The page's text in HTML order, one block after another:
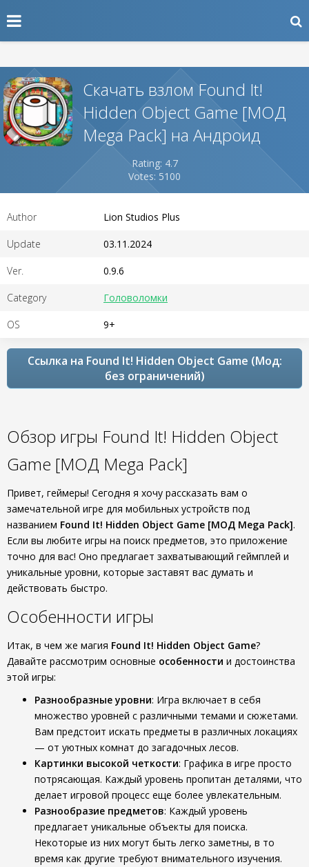
Скачать взлом Found It!
Hidden Object Game [МОД
Mega Pack] на Андроид
Rating: 4.7
Votes: 5100
Author Lion Studios Plus
Update 03.11.2024
Ver. 0.9.6
Category Головоломки
OS 9+
Ссылка на Found It! Hidden Object Game (Мод:
без ограничений)
Обзор игры Found It! Hidden Object
Game [МОД Mega Pack]
Привет, геймеры! Сегодня я хочу рассказать вам о
замечательной игре для мобильных устройств под
названием Found It! Hidden Object Game [МОД Mega Pack].
Если вы любите игры на поиск предметов, это приложение
точно для вас! Оно предлагает захватывающий геймплей и
уникальные уровни, которые заставят вас думать и
действовать быстро.
Особенности игры
Итак, в чем же магия Found It! Hidden Object Game?
Давайте рассмотрим основные особенности и достоинства
этой игры:
Разнообразные уровни: Игра включает в себя
множество уровней с различными темами и сюжетами.
Вам предстоит искать предметы в различных локациях
— от уютных комнат до загадочных лесов.
Картинки высокой четкости: Графика в игре просто
потрясающая. Каждый уровень пропитан деталями, что
делает игровой процесс еще более увлекательным.
Разнообразие предметов: Каждый уровень
предлагает уникальные объекты для поиска.
Некоторые из них могут быть легко заметны, в то
время как другие требуют внимательного изучения.